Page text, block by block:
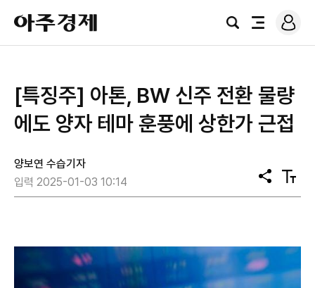
아
주
경
검
전
로
그
[특징주] 아톤, BW 신주 전환 물량
에도 양자 테마 훈풍에 상한가 근접
양보연 수습기자
입력 2025-01-03 10:14
공
유
텍
스